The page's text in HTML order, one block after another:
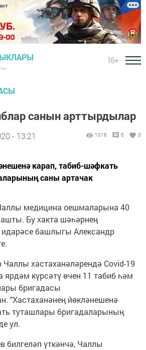
16+
санын арттырдылар
- 13:21 1016 0 0
карап, табиб-шәфкать
саны артачак
медицина оешмаларына 40
Бу хакта шәһәрнең
идарәсе башлыгы Александр
Чаллы хастаханәләрендә Covid-19
ярдәм күрсәтү өчен 11 табиб һәм
бригадасы
"Хастаханәнең йөкләнешенә
туташлары бригадаларының
ул.
билгеләп үткәнчә, Чаллы